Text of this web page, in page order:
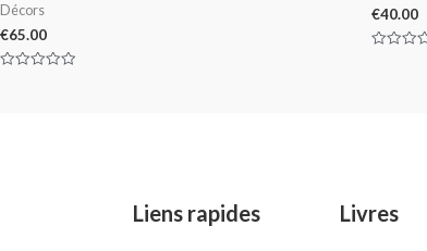
Décors
€65.00
€40.00
Liens rapides Livres